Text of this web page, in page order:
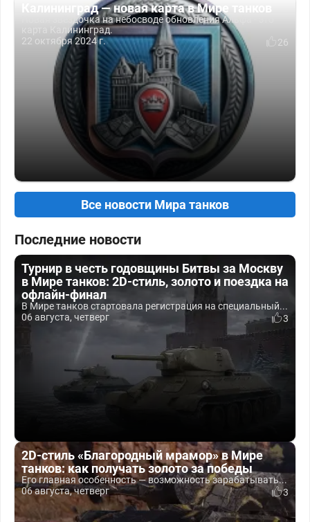
Калининград — новая карта в Мире танков
Новая звёздочка на небосводе обновления Альфа - это
карта Калининград.
22 октября 2024 г.
26
Все новости Мира танков
Последние новости
Турнир в честь годовщины Битвы за Москву
в Мире танков: 2D-стиль, золото и поездка на
офлайн-финал
В Мире танков стартовала регистрация на специальный...
06 августа, четверг
3
2D-стиль «Благородный мрамор» в Мире
танков: как получать золото за победы
Его главная особенность — возможность зарабатывать...
06 августа, четверг
3